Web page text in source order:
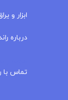
ابزار و
درباره‌
تماس با